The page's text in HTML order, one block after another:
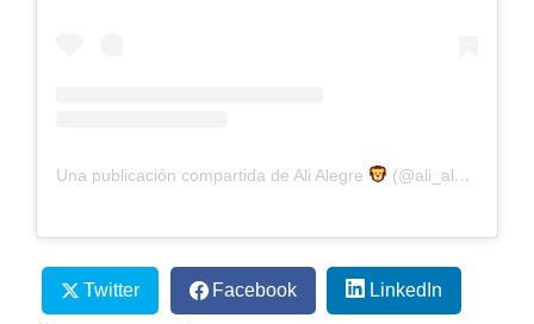
Una publicación compartida de Ali Alegre (@ali_alegre)
Twitter Facebook LinkedIn